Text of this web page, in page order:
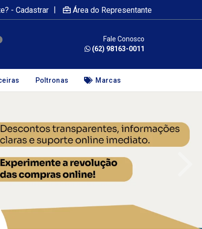
- Cadastrar | Área do Representante
Fale Conosco
(62) 98163-0011
Poltronas Marcas